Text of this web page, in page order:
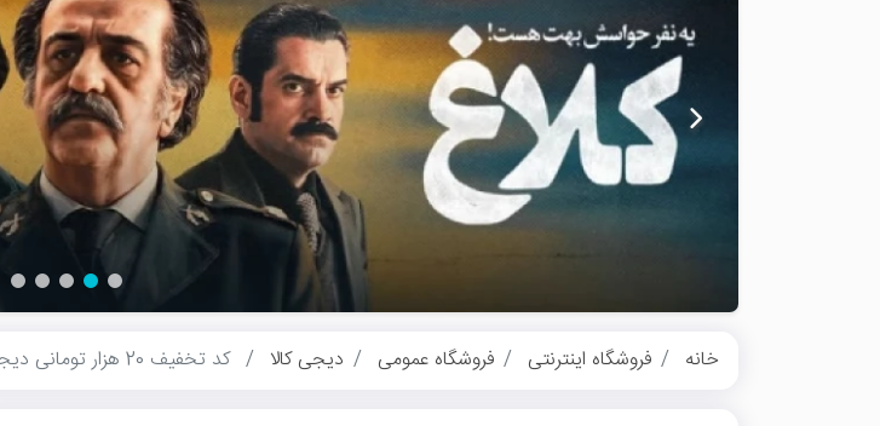
خانه فروشگاه اینترنتی فروشگاه عمومی دیجی کالا کد تخفیف 20 هزار تومانی دیجی کالا